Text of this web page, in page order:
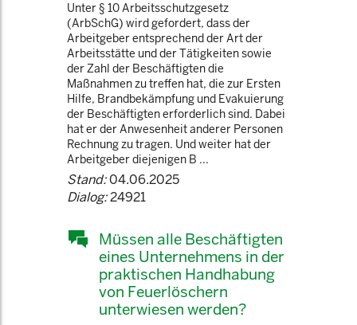
Unter § 10 Arbeitsschutzgesetz
(ArbSchG) wird gefordert, dass der
Arbeitgeber entsprechend der Art der
Arbeitsstätte und der Tätigkeiten sowie
der Zahl der Beschäftigten die
Maßnahmen zu treffen hat, die zur Ersten
Hilfe, Brandbekämpfung und Evakuierung
der Beschäftigten erforderlich sind. Dabei
hat er der Anwesenheit anderer Personen
Rechnung zu tragen. Und weiter hat der
Arbeitgeber diejenigen B ...
Stand:04.06.2025
Dialog:24921
Müssen alle Beschäftigten
eines Unternehmens in der
praktischen Handhabung
von Feuerlöschern
unterwiesen werden?